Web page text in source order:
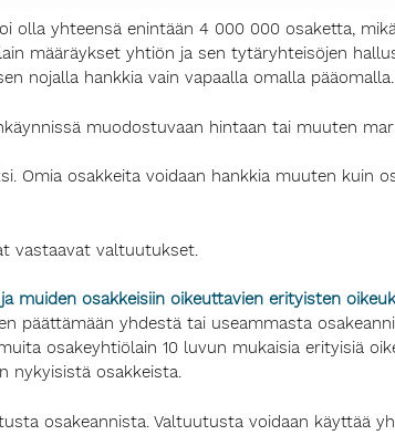
olla yhteensä enintään 4 000 000 osaketta,
määräykset yhtiön ja sen tytäryhteisöjen
nojalla hankkia vain vapaalla omalla pääomalla.
muodostuvaan hintaan tai muuten
Omia osakkeita voidaan hankkia muuten kuin
vastaavat valtuutukset.
muiden osakkeisiin oikeuttavien erityisten
yhdestä tai useammasta
osakeyhtiölain 10 luvun mukaisia erityisiä
nykyisistä osakkeista.
osakeannista. Valtuutusta voidaan käyttää